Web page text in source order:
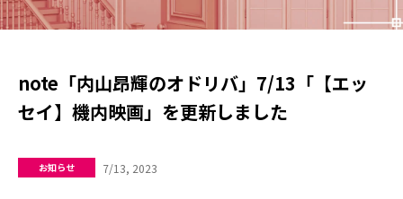
note「内山昂輝のオドリバ」7/13「【エッ
セイ】機内映画」を更新しました
お知らせ 7/13, 2023